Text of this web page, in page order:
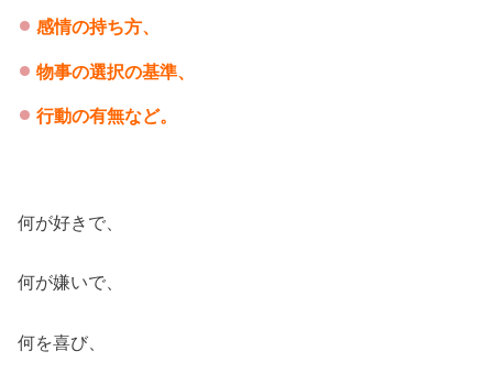
感情の持ち方、
物事の選択の基準、
行動の有無など。
何が好きで、
何が嫌いで、
何を喜び、